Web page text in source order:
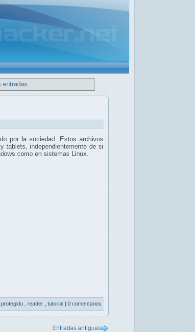
entradas
por la sociedad. Estos archivos
tablets, independientemente de si
como en sistemas Linux.
protegido reader tutorial | 0 comentarios
Entradas antiguas